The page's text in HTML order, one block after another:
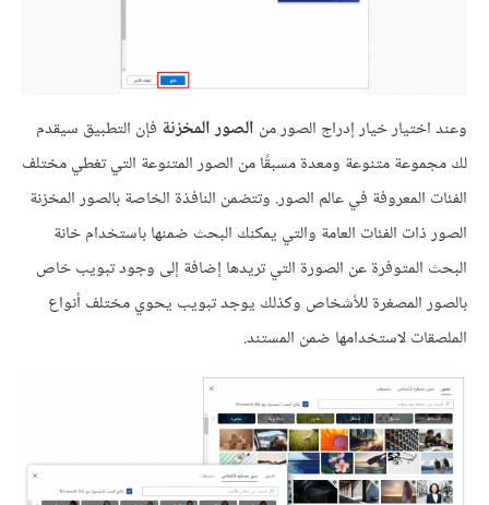
وعند اختيار خيار إدراج الصور من الصور المخزنة فإن التطبيق سيقدم
لك مجموعة متنوعة ومعدة مسبقًا من الصور المتنوعة التي تغطي مختلف
الفئات المعروفة في عالم الصور. وتتضمن النافذة الخاصة بالصور المخزنة
الصور ذات الفئات العامة والتي يمكنك البحث ضمنها باستخدام خانة
البحث المتوفرة عن الصورة التي تريدها إضافة إلى وجود تبويب خاص
بالصور المصغرة للأشخاص وكذلك يوجد تبويب يحوي مختلف أنواع
الملصقات لاستخدامها ضمن المستند.